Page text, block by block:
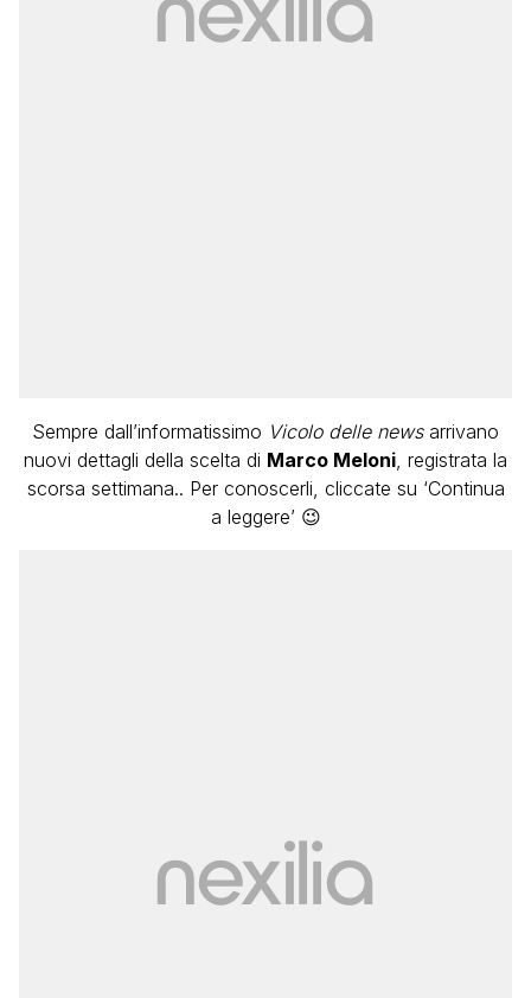
Sempre dall’informatissimo Vicolo delle newsarrivano
nuovi dettagli della scelta di Marco Meloni , registrata la
scorsa settimana.. Per conoscerli, cliccate su ‘Continua
a leggere’ 😉